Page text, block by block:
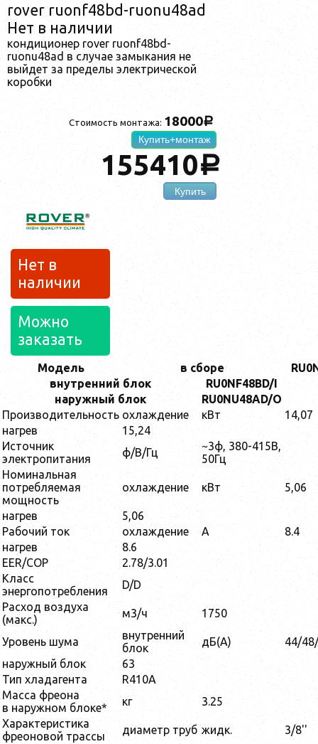
rover ruonf48bd-ruonu48ad
Нет в наличии
кондиционер rover ruonf48bd-
ruonu48ad в случае замыкания не
выйдет за пределы электрической
коробки
Стоимость монтажа: 18000a
Купить+монтаж
155410a
Купить
Нет в
наличии
Можно
заказать
Модель в сборе
внутренний блок
RU0NF48BD/I
наружный блок
RU0NU48AD/O
Производительность охлаждение кВт
14,07
нагрев
15,24
Источник
электропитания
ф/В/Гц
~3ф, 380-415В,
50Гц
Номинальная
потребляемая
мощность
охлаждение кВт 5,06
нагрев
5,06
Рабочий ток
охлаждение A
8.4
нагрев
8.6
EER/COP
2.78/3.01
Класс
энергопотребления
D/D
Расход воздуха
(макс.)
м3/ч 1750
Уровень шума
внутренний
блок
дБ(А)
44/
наружный блок
63
Тип хладагента
R410А
Масса фреона
в наружном блоке*
кг
3.25
Характеристика
фреоновой трассы
диаметр труб жидк.
3/8''